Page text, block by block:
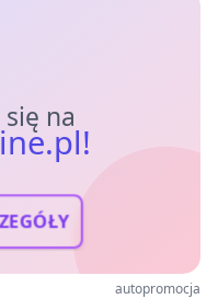
na
autopromocja